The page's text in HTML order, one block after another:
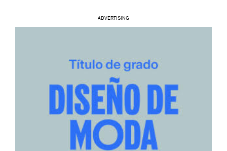
ADVERTISING